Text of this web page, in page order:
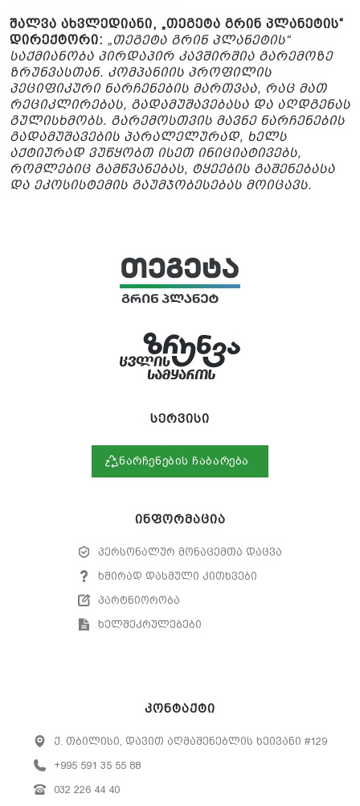
შალვა ახვლედიანი, „თეგეტა გრინ პლანეტის“
დირექტორი: „თეგეტა გრინ პლანეტის“
საქმიანობა პირდაპირ კავშირშია გარემოზე
ზრუნვასთან. კომპანიის პროფილის
პეციფიკური ნარჩენების მართვაა, რაც მათ
რეციკლირებას, გადამუშავებასა და აღდგენას
გულისხმობს. გარემოსთვის მავნე ნარჩენების
გადამუშავების პარალელურად, ხელს
აქტიურად ვუწყობთ ისეთ ინიციატივებს,
რომლებიც გამწვანებას, ტყეების გაშენებასა
და ეკოსისტემის გაუმჯობესებას მოიცავს.
სერვისი
ნარჩენების ჩაბარება
ინფორმაცია
პერსონალურ მონაცემთა დაცვა
ხშირად დასმული კითხვები
პარტნიორობა
ხელშეკრულებები
კონტაქტი
ქ. თბილისი, დავით აღმაშენებლის ხეივანი #129
+995 591 35 55 88
032 226 44 40